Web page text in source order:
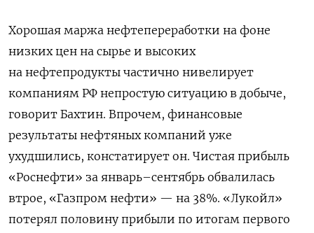
Хорошая маржа нефтепереработки на фоне
низких цен на сырье и высоких
на нефтепродукты частично нивелирует
компаниям РФ непростую ситуацию в добыче,
говорит Бахтин. Впрочем, финансовые
результаты нефтяных компаний уже
ухудшились, констатирует он. Чистая прибыль
«Роснефти» за январь–сентябрь обвалилась
втрое, «Газпром нефти» — на 38%. «Лукойл»
потерял половину прибыли по итогам первого